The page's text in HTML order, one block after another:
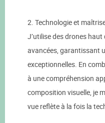
2. Technologie et
J’utilise des drones
avancées, garantissant
exceptionnelles. En
à une compréhension
composition visuelle, je
vue reflète à la fois la